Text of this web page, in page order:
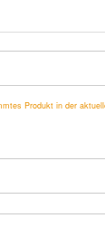
Produkt in der